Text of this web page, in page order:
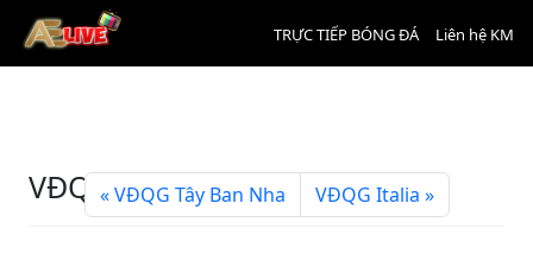
TRỰC TIẾP BÓNG ĐÁ Liên hệ KM
VĐQG ĐứcVĐQG Tây Ban Nha VĐQG Italia